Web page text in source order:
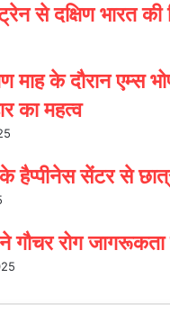
से दक्षिण भारत की
माह के दौरान एम्स
का महत्व
हैप्पीनेस सेंटर से
गौचर रोग